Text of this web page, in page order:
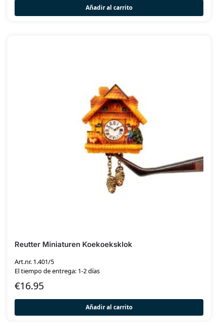
Añadir al carrito
Reutter Miniaturen Koekoeksklok
Art.nr. 1.401/5
El tiempo de entrega: 1-2 días
€16.95
Añadir al carrito